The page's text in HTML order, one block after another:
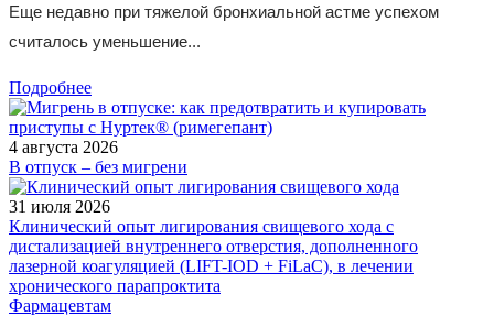
Еще недавно при тяжелой бронхиальной астме успехом
считалось уменьшение...
Подробнее
4 августа 2026
В отпуск – без мигрени
31 июля 2026
Клинический опыт лигирования свищевого хода с
дистализацией внутреннего отверстия, дополненного
лазерной коагуляцией (LIFT-IOD + FiLaC), в лечении
хронического парапроктита
Фармацевтам